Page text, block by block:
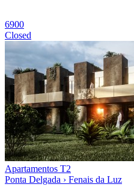
6900
Closed
Apartamentos T2
Ponta Delgada › Fenais da Luz